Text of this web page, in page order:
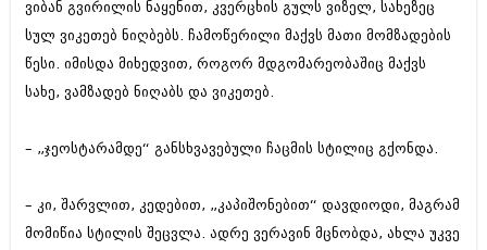
ნოემბერი 2016 (207)
ოქტომბერი 2016 (257)
სექტემბერი 2016 (224)
ივნისი 2016 (221)
აპრილი 2016 (215)
თებერვალი 2016 (250)
ვიბან გვირილის ნაყენით, კვერცხის გულს ვიზელ, სახეზეც
სულ ვიკეთებ ნიღბებს. ჩამოწერილი მაქვს მათი მომზადების
წესი. იმისდა მიხედვით, როგორ მდგომარეობაშიც მაქვს
სახე, ვამზადებ ნიღაბს და ვიკეთებ.
– „ჯეოსტარამდე“ განსხვავებული ჩაცმის სტილიც გქონდა.
– კი, შარვლით, კედებით, „კაპიშონებით“ დავდიოდი, მაგრამ
მომიწია სტილის შეცვლა. ადრე ვერავინ მცნობდა, ახლა უკვე